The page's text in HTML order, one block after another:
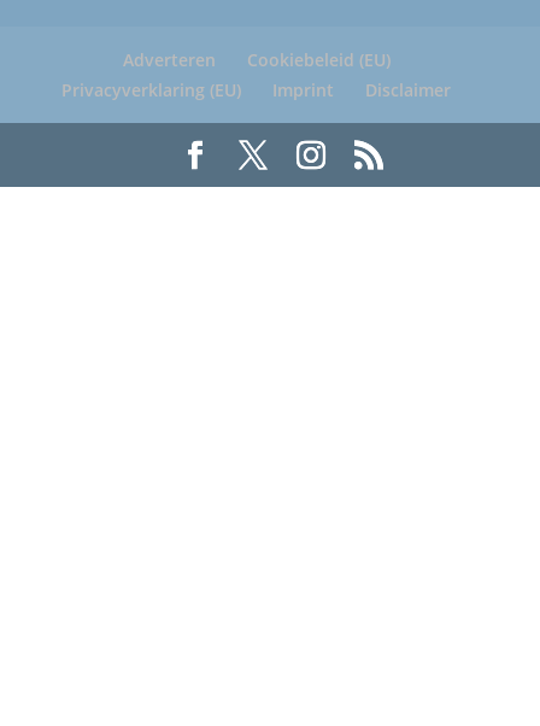
Adverteren
Cookiebeleid (EU)
Privacyverklaring (EU)
Imprint Disclaimer